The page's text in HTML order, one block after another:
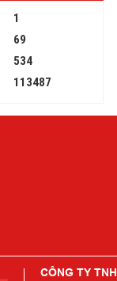
1
69
534
113487
CÔNG TY